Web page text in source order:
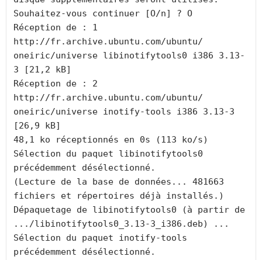
Souhaitez-vous continuer [O/n] ? O
Réception de : 1
http://fr.archive.ubuntu.com/ubuntu/
oneiric/universe libinotifytools0 i386 3.13-
3 [21,2 kB]
Réception de : 2
http://fr.archive.ubuntu.com/ubuntu/
oneiric/universe inotify-tools i386 3.13-3
[26,9 kB]
48,1 ko réceptionnés en 0s (113 ko/s)
Sélection du paquet libinotifytools0
précédemment désélectionné.
(Lecture de la base de données... 481663
fichiers et répertoires déjà installés.)
Dépaquetage de libinotifytools0 (à partir de
.../libinotifytools0_3.13-3_i386.deb) ...
Sélection du paquet inotify-tools
précédemment désélectionné.